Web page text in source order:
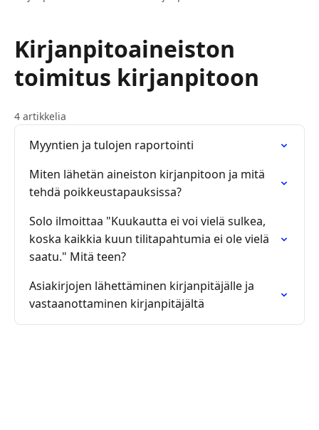
Kirjanpitoaineiston
toimitus kirjanpitoon
4 artikkelia
Myyntien ja tulojen raportointi
Miten lähetän aineiston kirjanpitoon ja mitä
tehdä poikkeustapauksissa?
Solo ilmoittaa "Kuukautta ei voi vielä sulkea,
koska kaikkia kuun tilitapahtumia ei ole vielä
saatu." Mitä teen?
Asiakirjojen lähettäminen kirjanpitäjälle ja
vastaanottaminen kirjanpitäjältä